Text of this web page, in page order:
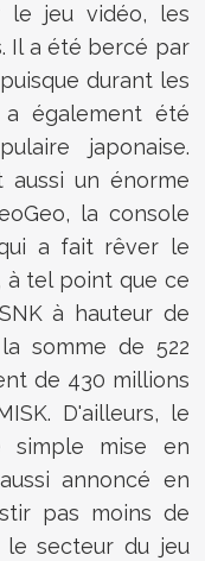
le jeu vidéo, les
Il a été bercé par
durant les
également été
japonaise.
aussi un énorme
la console
a fait rêver le
à tel point que ce
à hauteur de
somme de 522
de 430 millions
D'ailleurs, le
simple mise en
annoncé en
pas moins de
le secteur du jeu